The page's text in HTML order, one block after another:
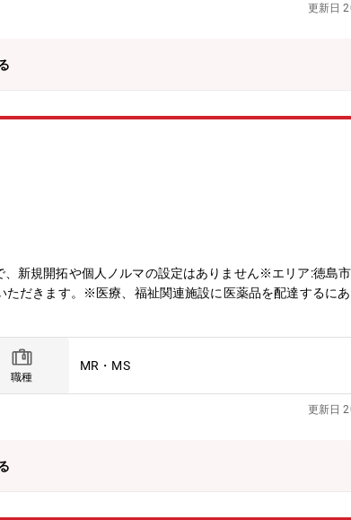
ス「シンコール」グループの豊かで多彩な製品シリーズ
こともあります。中国、四国地方を中心に日々、顧客から
更新日
新規開拓や個人ノルマの設定はありません※エリア:徳島
だきます。※医療、福祉関連施設に医薬品を配達するにあ
職種
MR・MS
更新日